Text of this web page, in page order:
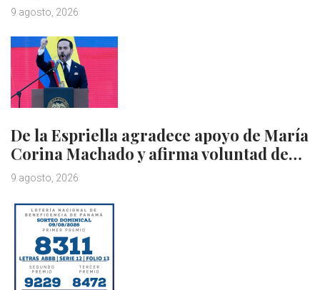
9 agosto, 2026
De la Espriella agradece apoyo de María
Corina Machado y afirma voluntad de…
9 agosto, 2026